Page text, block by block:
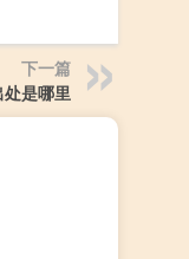
下一篇
是哪里